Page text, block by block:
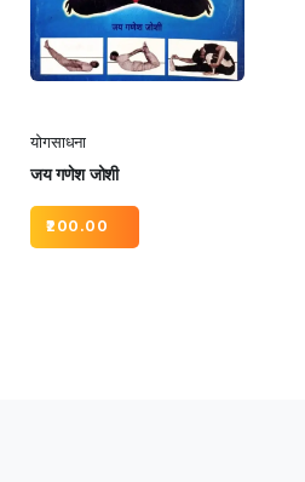
योगसाधना
जय गणेश जोशी
200.00